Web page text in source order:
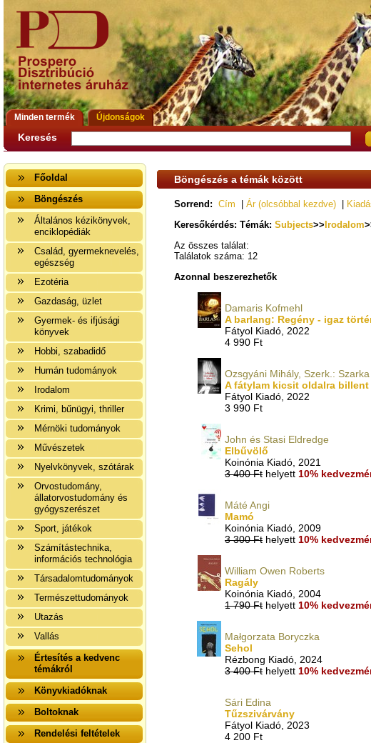
Minden termék Újdonságok
Keresés
Főoldal
Böngészés
Általános kézikönyvek,
enciklopédiák
Család, gyermeknevelés,
egészség
Ezotéria
Gazdaság, üzlet
Gyermek- és ifjúsági
könyvek
Hobbi, szabadidő
Humán tudományok
Irodalom
Krimi, bűnügyi, thriller
Mérnöki tudományok
Művészetek
Nyelvkönyvek, szótárak
Orvostudomány,
állatorvostudomány és
gyógyszerészet
Sport, játékok
Számítástechnika,
információs technológia
Társadalomtudományok
Természettudományok
Utazás
Vallás
Értesítés a kedvenc
témákról
Könyvkiadóknak
Boltoknak
Rendelési feltételek
Böngészés a témák között
Sorrend: Cím Ár (olcsóbbal kezdve)
Keresőkérdés: Témák: Subjects>> Irodalom
Az összes találat:
Találatok száma: 12
Azonnal beszerezhetők
Damaris Kofmehl
A barlang: Regény - igaz
Fátyol Kiadó, 2022
4 990 Ft
Ozsgyáni Mihály, Szerk.:
A fátylam kicsit oldalra billent
Fátyol Kiadó, 2022
3 990 Ft
John és Stasi Eldredge
Elbűvölő
Koinónia Kiadó, 2021
3 400 Ft helyett 10%
Máté Angi
Mamó
Koinónia Kiadó, 2009
3 300 Ft helyett 10%
William Owen Roberts
Ragály
Koinónia Kiadó, 2004
1 790 Ft helyett 10%
Małgorzata Boryczka
Sehol
Rézbong Kiadó, 2024
3 400 Ft helyett 10%
Sári Edina
Tűzszivárvány
Fátyol Kiadó, 2023
4 200 Ft